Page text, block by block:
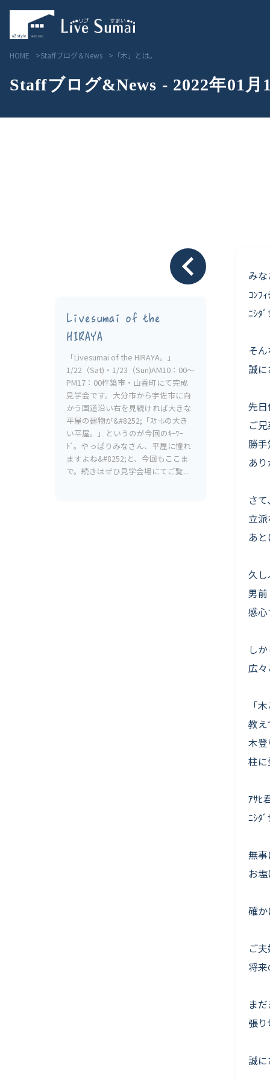
HOME Staffブログ＆News 「木」とは。
Staffブログ&News - 2022年01月
み
ｺﾝﾌ
ﾆｼﾀ
そ
誠
先日
ご
勝
あ
さ
立
あ
久
男
感心
し
広
「
教
木
柱
ｱｻﾋ
ﾆｼﾀ
無
お
確
ご
将
ま
張
誠
Livesumai of the
HIRAYA
「Livesumai of the HIRAYA。」
1/22（Sat)・1/23（Sun)AM10：00〜
PM17：00杵築市・山香町にて完成
見学会です。大分市から宇佐市に向
かう国道沿い右を見続ければ大きな
平屋の建物が&#8252;「ｽｹｰﾙの大き
い平屋。」というのが今回のｷｰﾜｰ
ﾄﾞ。やっぱりみなさん、平屋に憧れ
ますよね&#8252;と、今回もここま
で。続きはぜひ見学会場にてご覧...